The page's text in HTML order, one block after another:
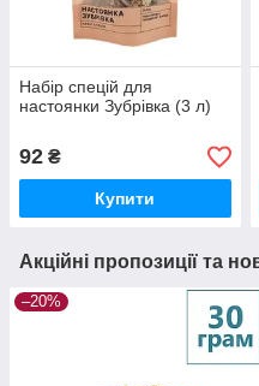
Набір спецій для
настоянки Зубрівка (3 л)
92 ₴
Купити
Акційні пропозиції та
–20%